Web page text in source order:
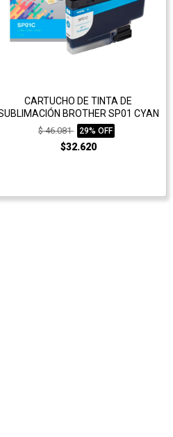
CARTUCHO DE TINTA DE
BROTHER SP01 CYAN
$ 46.081 29% OFF
$32.620